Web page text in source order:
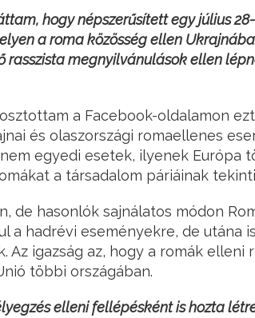
hogy népszerűsített egy július
a roma közösség ellen
rasszista megnyilvánulások ellen
a Facebook-oldalamon
és olaszországi romaellenes
nem egyedi esetek, ilyenek Európa
a társadalom páriáinak
de hasonlók sajnálatos módon
a hadrévi eseményekre, de utána
Az igazság az, hogy a romák elleni
többi országában.
elleni fellépésként is hozta